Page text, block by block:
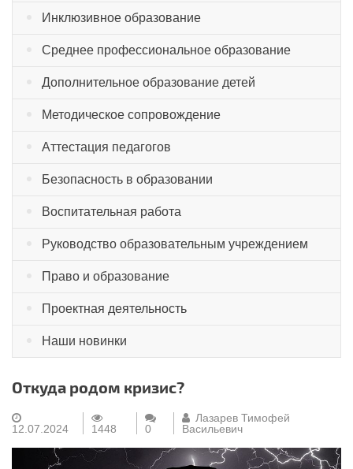
Откуда родом кризис?
12.07.2024 1448 0
Лазарев Тимофей
Васильевич
Инклюзивное образование
Среднее профессиональное образование
Дополнительное образование детей
Методическое сопровождение
Аттестация педагогов
Безопасность в образовании
Воспитательная работа
Руководство образовательным учреждением
Право и образование
Проектная деятельность
Наши новинки